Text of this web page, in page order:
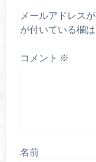
メールアドレス
が付いている欄
コメント ※
名前